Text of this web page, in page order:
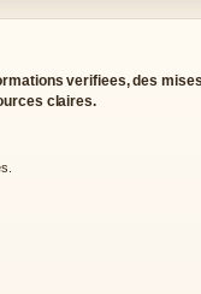
verifiees, des
claires.